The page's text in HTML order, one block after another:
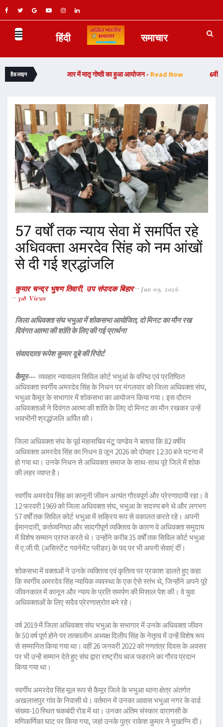
हिंदी समाचार
हैडलाइन
अगिआंव बाजार में मातृ गोष्ठी का हुआ आयोजन -Read Now 6वीं राज्य स्तरीय
57 वर्षों तक न्याय सेवा में समर्पित रहे
अधिवक्ता अमरदेव सिंह को नम आंखों
से दी गई श्रद्धांजलि
कुमार चन्द्र भुषण तिवारी, उप संपादक बिहार
Jun 09, 2026
318 Views
जिला अधिवक्ता संघ भभुआ में शोकसभा आयोजित, दो मिनट का मौन रख
दिवंगत आत्मा की शांति के लिए की गई प्रार्थना
संवाददाता रूपेश कुमार दूबे की रिपोर्ट
कैमूर--- व्यवहार न्यायालय सिविल कोर्ट भभुआं के वरिष्ठ एवं प्रतिष्ठित
अधिवक्ता स्वर्गीय अमरदेव सिंह के निधन पर मंगलवार को जिला अधिवक्ता संघ,
भभुआ कैमूर के सभागार में शोकसभा का आयोजन किया गया। इस दौरान
अधिवक्ताओं ने दिवंगत आत्मा की शांति के लिए दो मिनट का मौन रखकर उन्हें
भावभीनी श्रद्धांजलि अर्पित की।
जिला अधिवक्ता संघ के पूर्व महासचिव मंटू पाण्डेय ने बताया कि 82 वर्षीय
अधिवक्ता अमरदेव सिंह का निधन 8 जून 2026 को दोपहर 12:30 बजे पटना में
हो गया था। उनके निधन से अधिवक्ता समाज के साथ-साथ पूरे जिले में शोक
की लहर व्याप्त है।
स्वर्गीय अमरदेव सिंह का कानूनी जीवन अत्यंत गौरवपूर्ण और प्रेरणादायी रहा। वे
12 फरवरी 1969 को जिला अधिवक्ता संघ, भभुआ के सदस्य बने थे और लगभग
57 वर्षों तक सिविल कोर्ट भभुआ में सक्रिय रूप से वकालत करते रहे। अपनी
ईमानदारी, कर्तव्यनिष्ठा और सादगीपूर्ण व्यक्तित्व के कारण वे अधिवक्ता समुदाय
में विशेष सम्मान प्राप्त करते थे। उन्होंने करीब 35 वर्षों तक सिविल कोर्ट भभुआ
में ए.जी.पी. (असिस्टेंट गवर्नमेंट प्लीडर) के पद पर भी अपनी सेवाएं दीं।
शोकसभा में वक्ताओं ने उनके व्यक्तित्व एवं कृतित्व पर प्रकाश डालते हुए कहा
कि स्वर्गीय अमरदेव सिंह न्यायिक व्यवस्था के एक ऐसे स्तंभ थे, जिन्होंने अपने पूरे
जीवनकाल में कानून और न्याय के प्रति समर्पण की मिसाल पेश की। वे युवा
अधिवक्ताओं के लिए सदैव प्रेरणास्रोत बने रहे।
वर्ष 2019 में जिला अधिवक्ता संघ भभुआ के सभागार में उनके अधिवक्ता जीवन
के 50 वर्ष पूर्ण होने पर तत्कालीन अध्यक्ष दिलीप सिंह के नेतृत्व में उन्हें विशेष रूप
से सम्मानित किया गया था। वहीं 26 जनवरी 2022 को गणतंत्र दिवस के अवसर
पर भी उन्हें सम्मान देते हुए संघ द्वारा राष्ट्रीय ध्वज फहराने का गौरव प्रदान
किया गया था।
स्वर्गीय अमरदेव सिंह मूल रूप से कैमूर जिले के भभुआ थाना क्षेत्र अंतर्गत
अखलासपुर गांव के निवासी थे। वर्तमान में उनका आवास भभुआ नगर के वार्ड
संख्या-10 स्थित चकबंदी रोड में था। उनका अंतिम संस्कार वाराणसी के
मणिकर्णिका घाट पर किया गया, जहां उनके पुत्र राकेश कुमार ने मुखाग्नि दी।